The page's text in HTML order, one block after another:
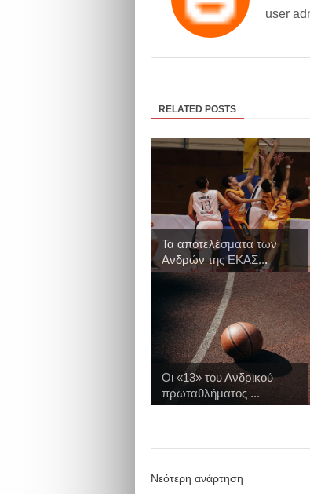
user
RELATED POSTS
Τα αποτελέσματα των
Ανδρών της ΕΚΑΣ...
Οι «13» του Ανδρικού
πρωταθλήματος ...
Νεότερη ανάρτηση